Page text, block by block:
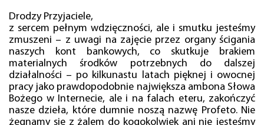
Drodzy Przyjaciele,
z sercem pełnym wdzięczności, ale i smutku jesteśmy
zmuszeni – z uwagi na zajęcie przez organy ścigania
naszych kont bankowych, co skutkuje brakiem
materialnych środków potrzebnych do dalszej
działalności – po kilkunastu latach pięknej i owocnej
pracy jako prawdopodobnie największa ambona Słowa
Bożego w Internecie, ale i na falach eteru, zakończyć
nasze dzieła, które dumnie noszą nazwę Profeto. Nie
żegnamy się z żalem do kogokolwiek ani nie jesteśmy